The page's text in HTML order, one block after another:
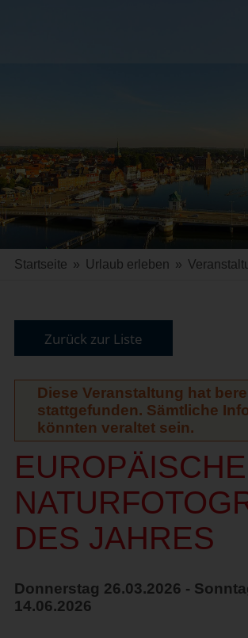
Startseite » Urlaub erleben »
Zurück zur Liste
Diese Veranstaltung hat
stattgefunden. Sämtliche
könnten veraltet sein.
DES JAHRES
Donnerstag 26.03.2026 -
14.06.2026